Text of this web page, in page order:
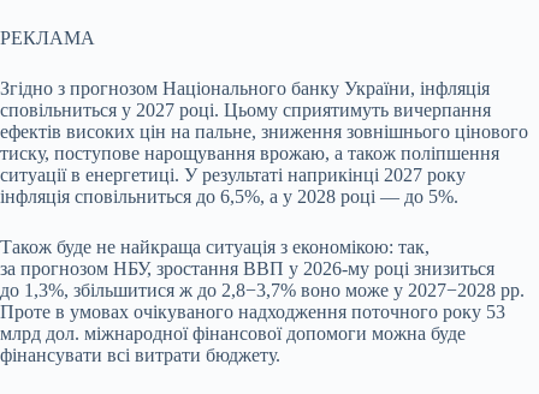
РЕКЛАМА
Згідно з прогнозом Національного банку України, інфляція
сповільниться у 2027 році. Цьому сприятимуть вичерпання
ефектів високих цін на пальне, зниження зовнішнього цінового
тиску, поступове нарощування врожаю, а також поліпшення
ситуації в енергетиці. У результаті наприкінці 2027 року
інфляція сповільниться до 6,5%, а у 2028 році — до 5%.
Також буде не найкраща ситуація з економікою: так,
за прогнозом НБУ, зростання ВВП у 2026-му році знизиться
до 1,3%, збільшитися ж до 2,8−3,7% воно може у 2027−2028 рр.
Проте в умовах очікуваного надходження поточного року 53
млрд дол. міжнародної фінансової допомоги можна буде
фінансувати всі витрати бюджету.